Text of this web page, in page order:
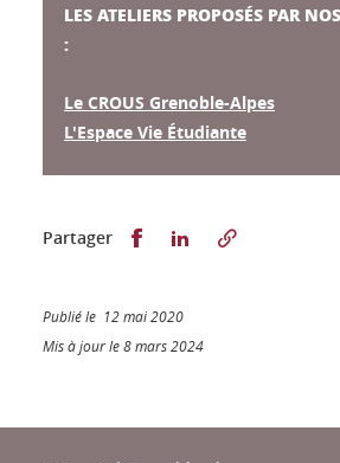
LES ATELIERS PROPOSÉS PAR
:
Le CROUS Grenoble-Alpes
L'Espace Vie Étudiante
Partager Partager sur Facebook
Partager sur
Publié le 12 mai 2020
Mis à jour le 8 mars 2024